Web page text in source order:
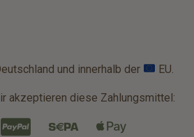
und innerhalb der EU.
akzeptieren diese Zahlungsmittel: